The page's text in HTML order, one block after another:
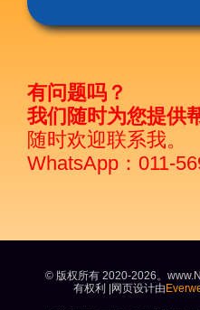
涅磐祖传平板电脑
有问题吗？
我们随时为您提供
随时欢迎联系我。
WhatsApp：011-
© 版权所有 2020-2026。
有权利 |网页设计由